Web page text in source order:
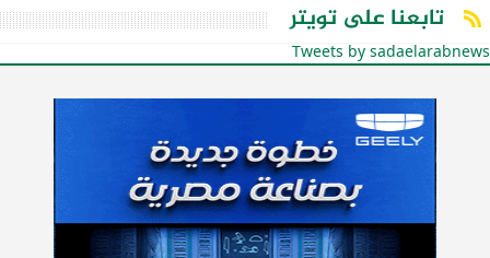
تابعنا على تويتر
Tweets by sadaelarabnews